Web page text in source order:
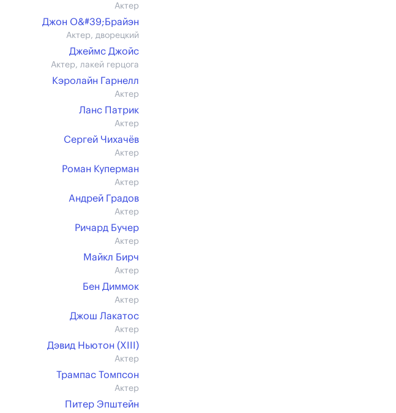
Актер
Джон О&#39;Брайэн
Актер, дворецкий
Джеймс Джойс
Актер, лакей герцога
Кэролайн Гарнелл
Актер
Ланс Патрик
Актер
Сергей Чихачёв
Актер
Роман Куперман
Актер
Андрей Градов
Актер
Ричард Бучер
Актер
Майкл Бирч
Актер
Бен Диммок
Актер
Джош Лакатос
Актер
Дэвид Ньютон (XIII)
Актер
Трампас Томпсон
Актер
Питер Эпштейн